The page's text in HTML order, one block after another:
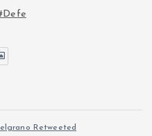
Retweeted